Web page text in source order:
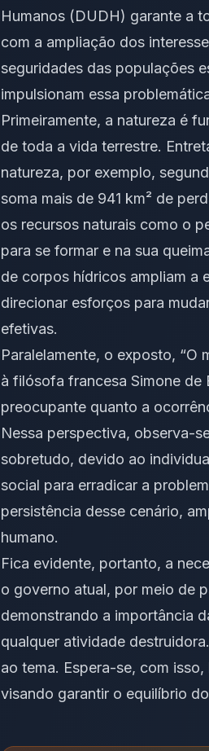
Humanos (DUDH) garante a
com a ampliação dos
seguridades das populações
impulsionam essa
Primeiramente, a natureza é
de toda a vida terrestre.
natureza, por exemplo,
soma mais de 941 km² de
os recursos naturais como o
para se formar e na sua
de corpos hídricos ampliam a
direcionar esforços para
efetivas.
Paralelamente, o exposto, “O
à filósofa francesa Simone
preocupante quanto a
Nessa perspectiva, observa-
sobretudo, devido ao
social para erradicar a
persistência desse cenário,
humano.
Fica evidente, portanto, a
o governo atual, por meio de
demonstrando a importância
qualquer atividade
ao tema. Espera-se, com
visando garantir o equilíbrio